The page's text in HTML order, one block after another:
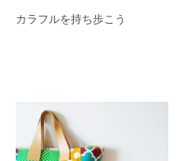
カラフルを持ち歩こう